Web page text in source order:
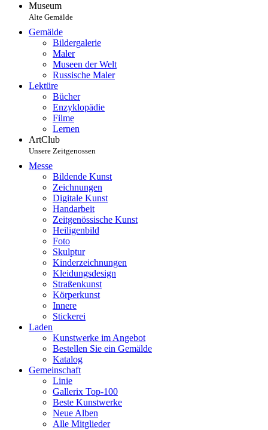
Museum
Alte Gemälde
Gemälde
Bildergalerie
Maler
Museen der Welt
Russische Maler
Lektüre
Bücher
Enzyklopädie
Filme
Lernen
ArtClub
Unsere Zeitgenossen
Messe
Bildende Kunst
Zeichnungen
Digitale Kunst
Handarbeit
Zeitgenössische Kunst
Heiligenbild
Foto
Skulptur
Kinderzeichnungen
Kleidungsdesign
Straßenkunst
Körperkunst
Innere
Stickerei
Laden
Kunstwerke im Angebot
Bestellen Sie ein Gemälde
Katalog
Gemeinschaft
Linie
Gallerix Top-100
Beste Kunstwerke
Neue Alben
Alle Mitglieder